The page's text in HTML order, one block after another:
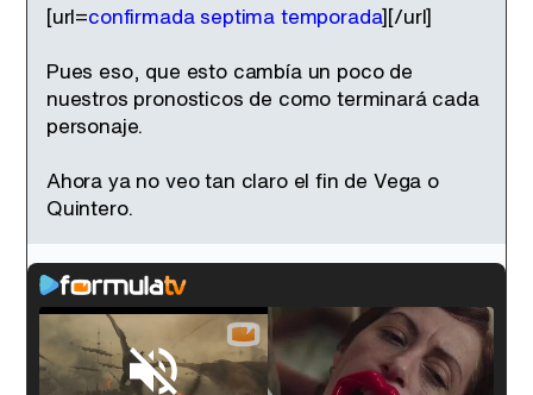
[url=confirmada septima temporada][/url]
Pues eso, que esto cambía un poco de
nuestros pronosticos de como terminará cada
personaje.
Ahora ya no veo tan claro el fin de Vega o
Quintero.
Loaded: